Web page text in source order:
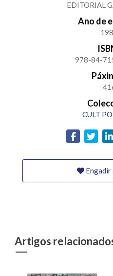
EDITORIAL
Ano de
978-84-
CULT
Artigos